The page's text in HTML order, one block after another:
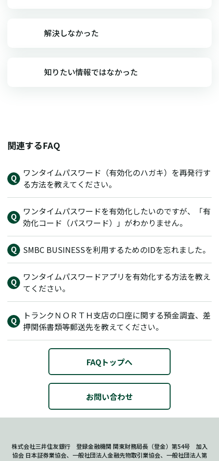
解決しなかった
知りたい情報ではなかった
関連するFAQ
ワンタイムパスワード（有効化のハガキ）を再発行す
る方法を教えてください。
ワンタイムパスワードを有効化したいのですが、「有
効化コード（パスワード）」がわかりません。
SMBC BUSINESSを利用するためのIDを忘れました。
ワンタイムパスワードアプリを有効化する方法を教え
てください。
トランクＮＯＲＴＨ支店の口座に関する預金調査、差
押関係書類等郵送先を教えてください。
FAQトップへ
お問い合わせ
株式会社三井住友銀行 登録金融機関 関東財務局長（登金）第54号 加入
協会 日本証券業協会、一般社団法人金融先物取引業協会、一般社団法人第